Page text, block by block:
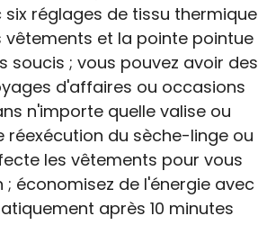
réglages de tissu thermique
et la pointe pointue
soucis ; vous pouvez avoir des
d'affaires ou occasions
n'importe quelle valise ou
réexécution du sèche-linge ou
les vêtements pour vous
économisez de l'énergie avec
après 10 minutes